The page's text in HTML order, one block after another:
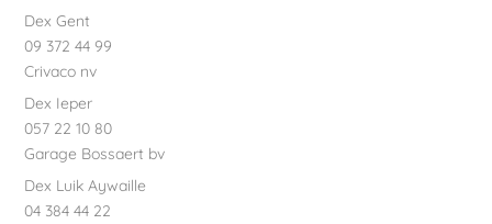
Dex Gent
09 372 44 99
Crivaco nv
Dex Ieper
057 22 10 80
Garage Bossaert bv
Dex Luik Aywaille
04 384 44 22